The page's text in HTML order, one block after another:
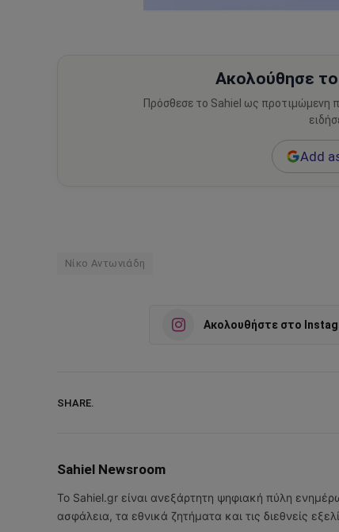
Ακολούθησε το
Πρόσθεσε το Sahiel ως προτιμώμενη
Add
Νίκο Αντωνιάδη
Ακολουθήστε στο
SHARE.
Sahiel Newsroom
Το Sahiel.gr είναι ανεξάρτητη ψηφιακή πύλη
ασφάλεια, τα εθνικά ζητήματα και τις διεθνείς